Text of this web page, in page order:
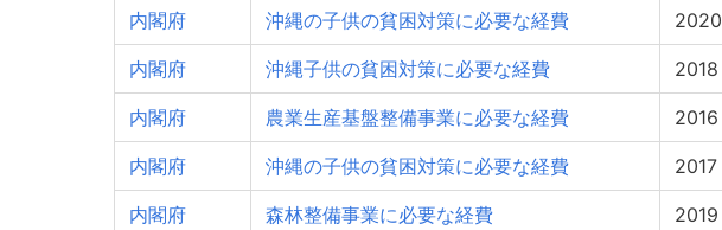
内閣府 沖縄の子供の貧困対策に必要な経費 2020
内閣府 沖縄子供の貧困対策に必要な経費 2018
内閣府 農業生産基盤整備事業に必要な経費 2016
内閣府 沖縄の子供の貧困対策に必要な経費 2017
内閣府 森林整備事業に必要な経費 2019